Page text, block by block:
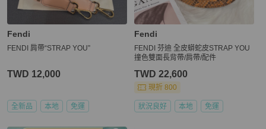
Fendi
FENDI 肩帶“STRAP YOU”
TWD 12,000
全新品 本地 免運
Fendi
FENDI 芬迪 全皮蟒蛇皮STRAP YOU
撞色雙面長背帶/肩帶/配件
TWD 22,600
現折 800
狀況良好 本地 免運